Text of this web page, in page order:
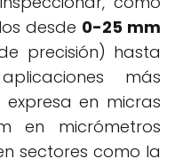
desde 0-25 mm
precisión) hasta
más
expresa en micras
en micrómetros
sectores como la